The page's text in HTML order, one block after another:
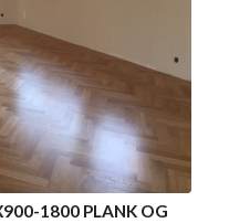
1800 PLANK OG